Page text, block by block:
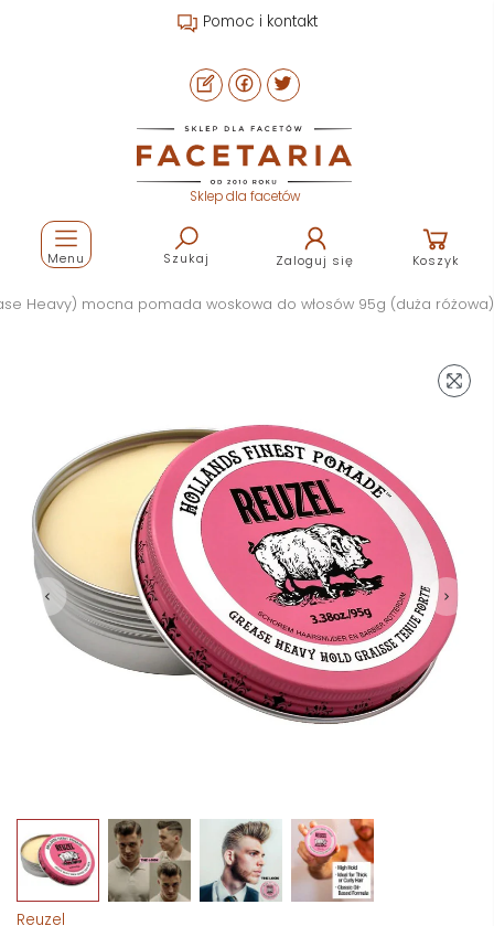
Pomoc i kontakt
Sklep dla facetów
Szukaj Zaloguj się Koszyk
Menu
Heavy) mocna pomada woskowa do włosów 95g (duża różowa)
Reuzel